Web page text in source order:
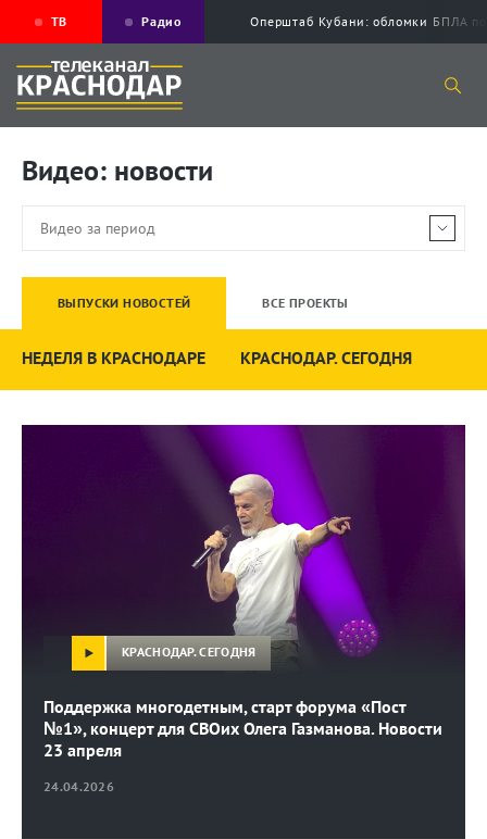
ТВ Радио Оперштаб Кубани: обломки БПЛА
Видео: новости
ВЫПУСКИ НОВОСТЕЙ ВСЕ ПРОЕКТЫ
НЕДЕЛЯ В КРАСНОДАРЕ КРАСНОДАР. СЕГОДНЯ
24.04.2026
Поддержка многодетным, старт форума «Пост
№1», концерт для СВОих Олега Газманова. Новости
23 апреля
КРАСНОДАР. СЕГОДНЯ